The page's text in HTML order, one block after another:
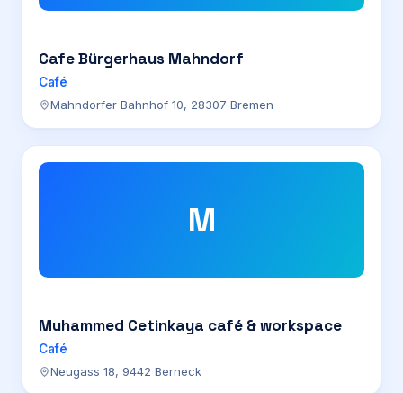
Cafe Bürgerhaus Mahndorf
Café
Mahndorfer Bahnhof 10, 28307 Bremen
M
Muhammed Cetinkaya café & workspace
Café
Neugass 18, 9442 Berneck